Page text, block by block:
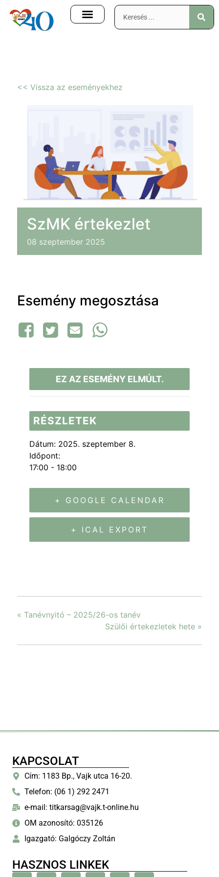
<< Vissza az eseményekhez
SzMK értekezlet
08 szeptember 2025
Esemény megosztása
EZ AZ ESEMÉNY ELMÚLT.
RÉSZLETEK
Dátum: 2025. szeptember 8.
Időpont:
17:00 - 18:00
+ GOOGLE CALENDAR
+ ICAL EXPORT
« Tanévnyitó – 2025/26-os tanév
Szülői értekezletek hete »
KAPCSOLAT
Cím: 1183 Bp., Vajk utca 16-20.
Telefon: (06 1) 292 2471
e-mail: titkarsag@vajk.t-online.hu
OM azonosító: 035126
Igazgató: Galgóczy Zoltán
HASZNOS LINKEK